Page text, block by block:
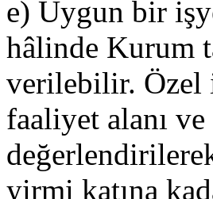
e) Uygun bir
hâlinde Kurum
verilebilir. Özel
faaliyet alanı ve
yirmi katına